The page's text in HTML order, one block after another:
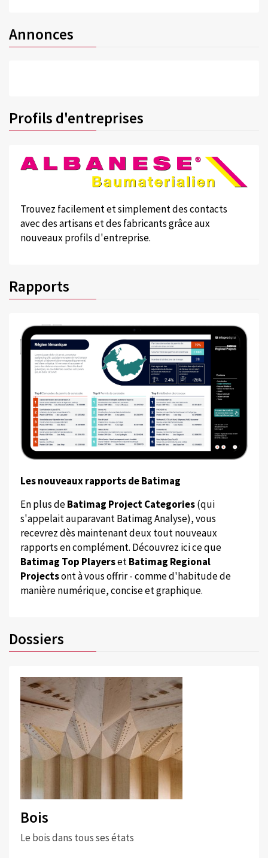
Annonces
Profils d'entreprises
Trouvez facilement et simplement des contacts
avec des artisans et des fabricants grâce aux
nouveaux profils d'entreprise.
Rapports
Les nouveaux rapports de Batimag
En plus deBatimag Project Categories(qui
s'appelait auparavant Batimag Analyse), vous
recevrez dès maintenant deux tout nouveaux
rapports en complément. Découvrez ici ce que
Batimag Top PlayersetBatimag Regional
Projectsont à vous offrir - comme d'habitude de
manière numérique, concise et graphique.
Dossiers
Bois
Le bois dans tous ses états